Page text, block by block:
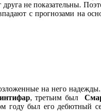
не показательны.
с прогнозами на
на него
, третьим был
году был его дебютный